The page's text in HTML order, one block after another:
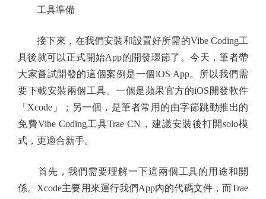
工具準備
接下來，在我們安裝和設置好所需的Vibe Coding工
具後就可以正式開始App的開發環節了。今天，筆者帶
大家嘗試開發的這個案例是一個iOS App。所以我們需
要下載安裝兩個工具。一個是蘋果官方的iOS開發軟件
「Xcode」；另一個，是筆者常用的由字節跳動推出的
免費Vibe Coding工具Trae CN，建議安裝後打開solo模
式，更適合新手。
首先，我們需要理解一下這兩個工具的用途和關
係。Xcode主要用來運行我們App內的代碼文件，而Trae